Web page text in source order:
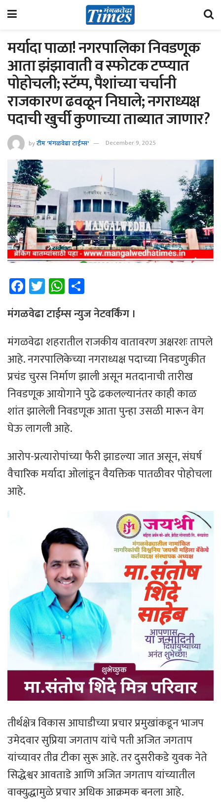
मर्यादा पाळा! नगरपालिका निवडणूक
आता झंझावाती व स्फोटक टप्प्यात
पोहोचली; स्टॅम्प, पैशांच्या चर्चानी
राजकारण ढवळून निघाले; नगराध्यक्ष
पदाची खुर्ची कुणाच्या ताब्यात जाणार?
byटीम 'मंगळवेढा टाईम्स' December 9, 2025
Fa
ce
b
o
ok
T
wi
tt
er
W
h
at
sA
p
p
ar
e
मंगळवेढा टाईम्स न्युज नेटवर्किंग ।
मंगळवेढा शहरातील राजकीय वातावरण अक्षरशः तापले
आहे. नगरपालिकेच्या नगराध्यक्ष पदाच्या निवडणुकीत
प्रचंड चुरस निर्माण झाली असून मतदानाची तारीख
निवडणूक आयोगाने पुढे ढकलल्यानंतर काही काळ
शांत झालेली निवडणूक आता पुन्हा उसळी मारून वेग
घेऊ लागली आहे.
आरोप-प्रत्यारोपांच्या फैरी झाडल्या जात असून, संघर्ष
वैचारिक मर्यादा ओलांडून वैयक्तिक पातळीवर पोहोचला
आहे.
तीर्थक्षेत्र विकास आघाडीच्या प्रचार प्रमुखांकडून भाजप
उमेदवार सुप्रिया जगताप यांचे पती अजित जगताप
यांच्यावर तीव्र टीका सुरू आहे. तर दुसरीकडे युवक नेते
सिद्धेश्वर आवताडे आणि अजित जगताप यांच्यातील
वाक्युद्धामुळे प्रचार अधिक आक्रमक बनला आहे.